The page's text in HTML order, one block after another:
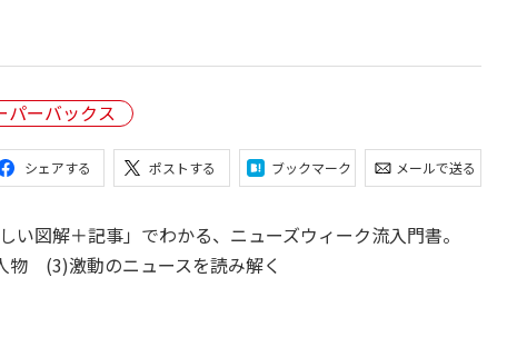
パーバックス
シェアする ポストする ブックマーク メールで送る
図解＋記事」でわかる、ニューズウィーク流入門書。
(3)激動のニュースを読み解く